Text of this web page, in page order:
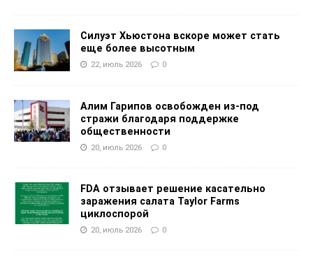
Силуэт Хьюстона вскоре может стать
еще более высотным
22, июль 2026 0
Алим Гарипов освобожден из-под
стражи благодаря поддержке
общественности
20, июль 2026 0
FDA отзывает решение касательно
заражения салата Taylor Farms
циклоспорой
20, июль 2026 0